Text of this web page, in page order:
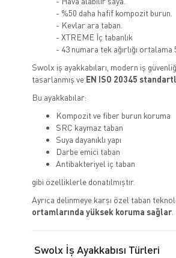
- %50 daha hafif kompozit burun.
- Kevlar ara taban.
- XTREME İç tabanlık
- 43 numara tek ağırlığı ortalama
Swolx iş ayakkabıları, modern iş
tasarlanmış ve EN ISO 20345
Bu ayakkabılar:
Kompozit ve fiber burun koruma
SRC kaymaz taban
Suya dayanıklı yapı
Darbe emici taban
Antibakteriyel iç taban
gibi özelliklerle donatılmıştır.
Ayrıca delinmeye karşı özel taban
ortamlarında yüksek koruma sağlar.
Swolx İş Ayakkabısı Türleri